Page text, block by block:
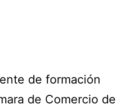
de formación
de Comercio de